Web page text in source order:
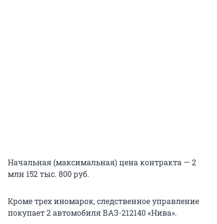
Начальная (максимальная) цена контракта — 2
млн 152 тыс. 800 руб.
Кроме трех иномарок, следственное управление
покупает 2 автомобиля ВАЗ-212140 «Нива».